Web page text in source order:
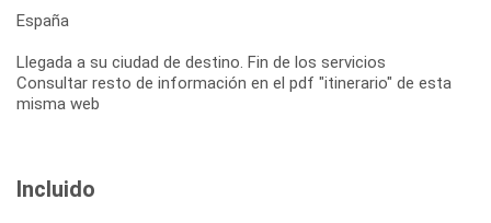
España
Llegada a su ciudad de destino. Fin de los servicios
Consultar resto de información en el pdf "itinerario" de esta
misma web
Incluido